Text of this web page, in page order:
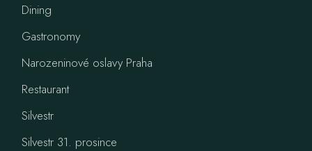
Dining
Gastronomy
Narozeninové oslavy Praha
Restaurant
Silvestr
Silvestr 31. prosince